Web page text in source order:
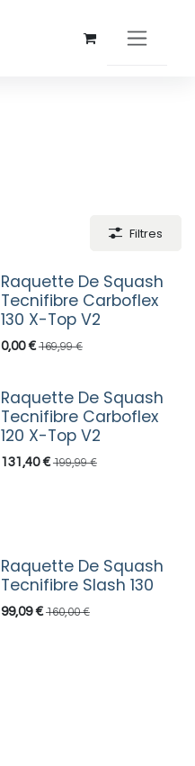
Filtres
Raquette De Squash
Tecnifibre Carboflex
130 X-Top V2
0,00€ 169,99€
Raquette De Squash
Tecnifibre Carboflex
120 X-Top V2
131,40€ 199,99€
Raquette De Squash
Tecnifibre Slash 130
99,09€ 160,00€